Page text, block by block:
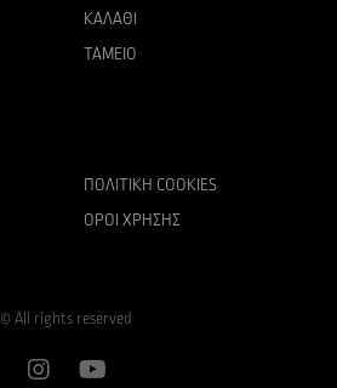
ΚΑΛΆΘΙ
ΤΑΜΕΊΟ
ΠΟΛΙΤΙΚΉ COOKIES
ΌΡΟΙ ΧΡΉΣΗΣ
© All rights reserved